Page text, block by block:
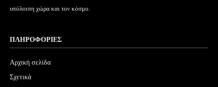
υπόλοιπη χώρα και τον κόσμο.
ΠΛΗΡΟΦΟΡΊΕΣ
Αρχική σελίδα
Σχετικά